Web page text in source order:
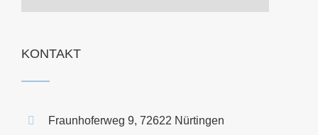
KONTAKT
Fraunhoferweg 9, 72622 Nürtingen